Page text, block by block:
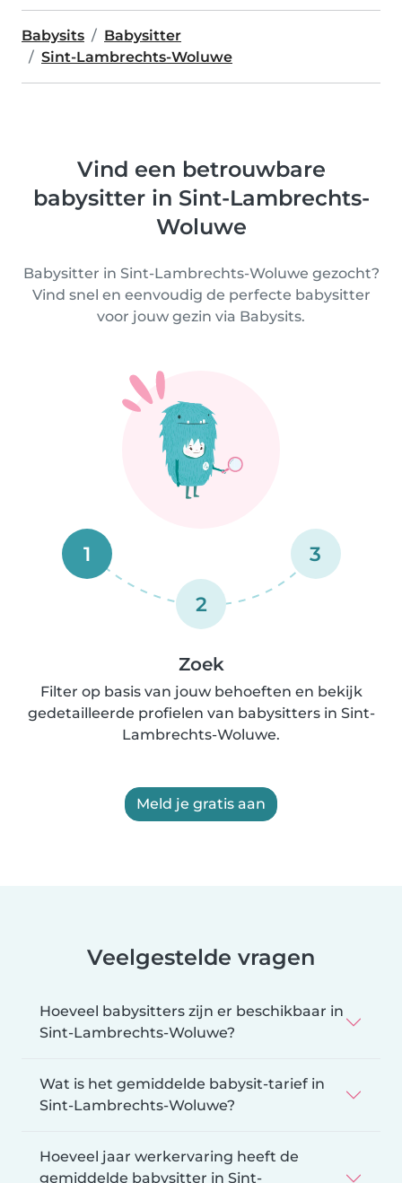
Babysits
Babysitter
Sint-Lambrechts-Woluwe
Vind een betrouwbare
babysitter in Sint-Lambrechts-
Woluwe
Babysitter in Sint-Lambrechts-Woluwe gezocht?
Vind snel en eenvoudig de perfecte babysitter
voor jouw gezin via Babysits.
1
2
3
Zoek
Filter op basis van jouw behoeften en bekijk
gedetailleerde profielen van babysitters in Sint-
Lambrechts-Woluwe.
Meld je gratis aan
Veelgestelde vragen
Hoeveel babysitters zijn er beschikbaar in
Sint-Lambrechts-Woluwe?
Wat is het gemiddelde babysit-tarief in
Sint-Lambrechts-Woluwe?
Hoeveel jaar werkervaring heeft de
gemiddelde babysitter in Sint-